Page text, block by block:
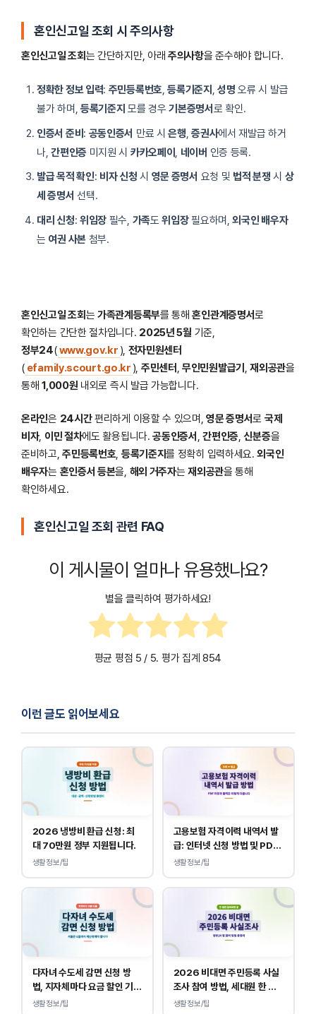
혼인신고일 조회 시 주의사항
혼인신고일 조회는 간단하지만, 아래주의사항을 준수해야 합니다.
정확한 정보 입력: 주민등록번호,등록기준지 ,성명 오류 시 발급
불가 하며, 등록기준지 모를 경우기본증명서로 확인.
인증서 준비 : 공동인증서 만료 시은행,증권사에서 재발급 하거
나,간편인증미지원 시 카카오페이 , 네이버 인증 등록.
발급 목적 확인: 비자 신청 시 영문 증명서 요청 및 법적 분쟁 시 상
세 증명서 선택.
대리 신청: 위임장 필수, 가족도위임장필요하며,외국인 배우자
는 여권 사본첨부.
혼인신고일 조회는가족관계등록부를 통해혼인관계증명서로
확인하는 간단한 절차입니다. 2025년 5월 기준,
정부24(www.gov.kr ), 전자민원센터
( efamily.scourt.go.kr ), 주민센터 ,무인민원발급기 ,재외공관을
통해1,000원 내외로 즉시 발급 가능합니다.
온라인은 24시간편리하게 이용할 수 있으며,영문 증명서로 국제
비자, 이민 절차에도 활용됩니다.공동인증서 ,간편인증, 신분증을
준비하고,주민등록번호, 등록기준지를 정확히 입력하세요.외국인
배우자는 혼인증서 등본을, 해외 거주자는재외공관을 통해
확인하세요.
혼인신고일 조회 관련 FAQ
이 게시물이 얼마나 유용했나요?
별을 클릭하여 평가하세요!
평균 평점 5 / 5. 평가 집계854
이런 글도 읽어보세요
2026 냉방비 환급 신청: 최
대 70만원 정부 지원됩니다.
생활정보/팁
고용보험 자격이력 내역서 발
급: 인터넷 신청 방법 및 PDF
양식 출력
생활정보/팁
다자녀 수도세 감면 신청 방
법, 지자체마다 요금 할인 기준
이 다릅니다.
생활정보/팁
2026 비대면 주민등록 사실
조사 참여 방법, 세대원 한 명
만 하면 됩니다.
생활정보/팁